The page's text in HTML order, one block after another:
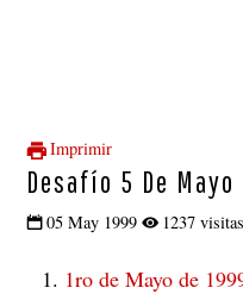
Imprimir
Desafío 5 De Mayo
05 May 1999 1237 visitas
1ro de Mayo de